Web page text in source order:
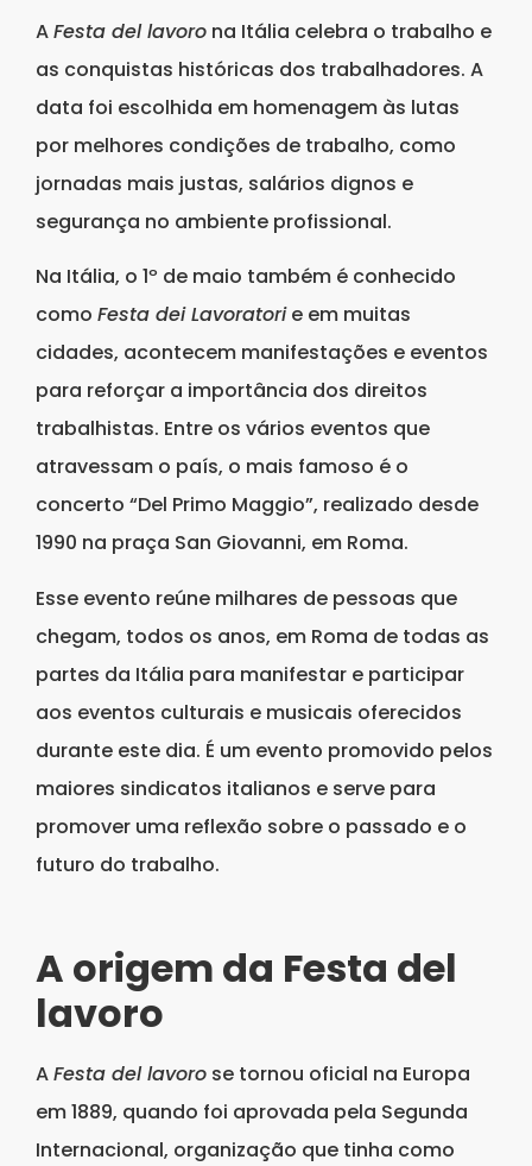
AFesta del lavoro na Itália celebra o trabalho e
as conquistas históricas dos trabalhadores. A
data foi escolhida em homenagem às lutas
por melhores condições de trabalho, como
jornadas mais justas, salários dignos e
segurança no ambiente profissional.
Na Itália, o 1º de maio também é conhecido
como Festa dei Lavoratorie em muitas
cidades, acontecem manifestações e eventos
para reforçar a importância dos direitos
trabalhistas. Entre os vários eventos que
atravessam o país, o mais famoso é o
concerto “Del Primo Maggio”, realizado desde
1990 na praça San Giovanni, em Roma.
Esse evento reúne milhares de pessoas que
chegam, todos os anos, em Roma de todas as
partes da Itália para manifestar e participar
aos eventos culturais e musicais oferecidos
durante este dia. É um evento promovido pelos
maiores sindicatos italianos e serve para
promover uma reflexão sobre o passado e o
futuro do trabalho.
A origem da Festa del
lavoro
AFesta del lavoro se tornou oficial na Europa
em 1889, quando foi aprovada pela Segunda
Internacional, organização que tinha como